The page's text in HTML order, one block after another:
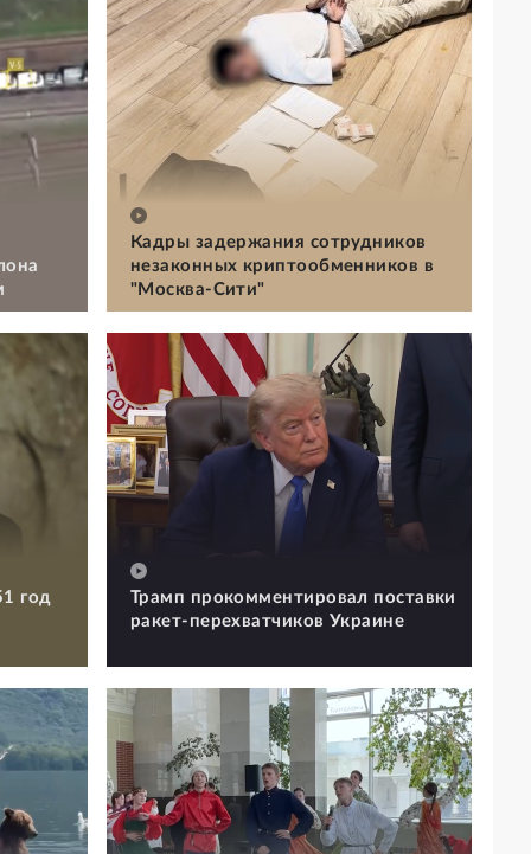
Кадры задержания сотрудников
незаконных криптообменников в
"Москва-Сити"
год
Трамп прокомментировал поставки
ракет-перехватчиков Украине